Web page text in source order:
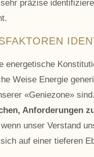
präzise
energetische
Weise Energie
«Geniezone» sind.
Anforderungen
unser Verstand
auf einer tieferen